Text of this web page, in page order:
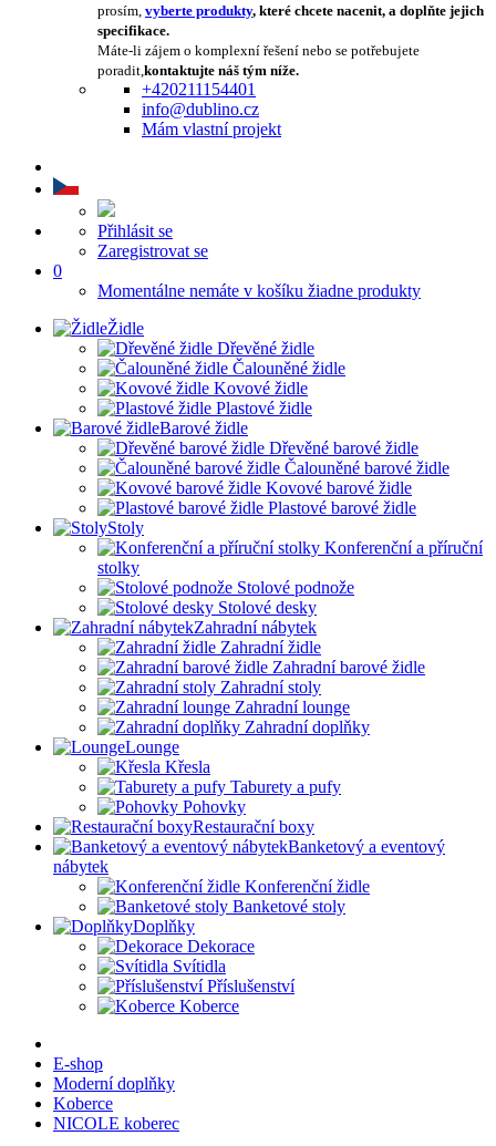
prosím, vyberte produkty, které chcete nacenit, a doplňte jejich
specifikace.
Máte-li zájem o komplexní řešení nebo se potřebujete
poradit,kontaktujte náš tým níže.
+420211154401
info@dublino.cz
Mám vlastní projekt
Přihlásit se
Zaregistrovat se
0
Momentálne nemáte v košíku žiadne produkty
Židle
Dřevěné židle
Čalouněné židle
Kovové židle
Plastové židle
Barové židle
Dřevěné barové židle
Čalouněné barové židle
Kovové barové židle
Plastové barové židle
Stoly
Konferenční a příruční
stolky
Stolové podnože
Stolové desky
Zahradní nábytek
Zahradní židle
Zahradní barové židle
Zahradní stoly
Zahradní lounge
Zahradní doplňky
Lounge
Křesla
Taburety a pufy
Pohovky
Restaurační boxy
Banketový a eventový
nábytek
Konferenční židle
Banketové stoly
Doplňky
Dekorace
Svítidla
Příslušenství
Koberce
E-shop
Moderní doplňky
Koberce
NICOLE koberec